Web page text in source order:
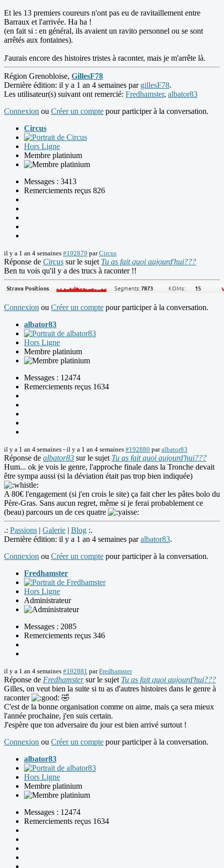
Et les 13 premiers coureurs n'ont pas eu de ravitaillement entre
Barraux et l'arrivée. Ha ha !
(en fait si : en général, ils avaient un ravito personnel ou se sont
arrêtés aux fontaines).
J'aurais encore des histoires tristes à raconter, mais je m'arrête là.
Région Grenobloise, GillesF78
Dernière édition: il y a 1 an 4 semaines par gillesF78.
Les utilisateur(s) suivant ont remercié: Fredhamster, albator83
Connexion ou Créer un compte pour participer à la conversation.
Circus
Hors Ligne
Membre platinium
Messages : 3413
Remerciements reçus 826
il y a 1 an 4 semaines #192879 parCircus
Réponse de Circus sur le sujet Tu as fait quoi aujourd'hui???
Ben tu vois qu'il y a des trucs à raconter !!
Connexion ou Créer un compte pour participer à la conversation.
albator83
Hors Ligne
Membre platinium
Messages : 12474
Remerciements reçus 1634
il y a 1 an 4 semaines - il y a 1 an 4 semaines #192880 paralbator83
Réponse de albator83 sur le sujet Tu as fait quoi aujourd'hui???
Hum... ok je vois le genre, l'approche finale dans la Tronche devait
être sympa aussi (si la déviation était pas trop bien indiquée)
A 80€ l'engagement (si j'en crois le site) ça fait cher les pâtes bolo du
Père-Gras. Sans aucun regret, même si je ferai probablement ce
(beau) parcours un de ces quatre
.: Passions | Galerie | Blog :.
Dernière édition: il y a 1 an 4 semaines paralbator83.
Connexion ou Créer un compte pour participer à la conversation.
Fredhamster
Hors Ligne
Administrateur
Messages : 2085
Remerciements reçus 346
il y a 1 an 4 semaines #192881 parFredhamster
Réponse de Fredhamstersur le sujet Tu as fait quoi aujourd'hui???
Gilles, on veut bien la suite si tu as d'autres histoires dans le genre à
raconter
🤣️
C'est de la bonne organisation comme on aime, mais ça sera mieux
l'année prochaine, j'en suis certain.
J'espère que ton adversaire du jour est bien arrivé surtout !
Connexion ou Créer un compte pour participer à la conversation.
albator83
Hors Ligne
Membre platinium
Messages : 12474
Remerciements reçus 1634